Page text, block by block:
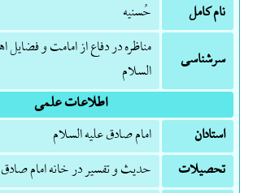
نام کامل
حُسنیه
سرشناسی
مناظره در دفاع از امامت و
السلام
اطلاعات علمی
استادان
امام صادق علیه السلام
تحصیلات
حدیث و تفسیر در خانه امام صادق